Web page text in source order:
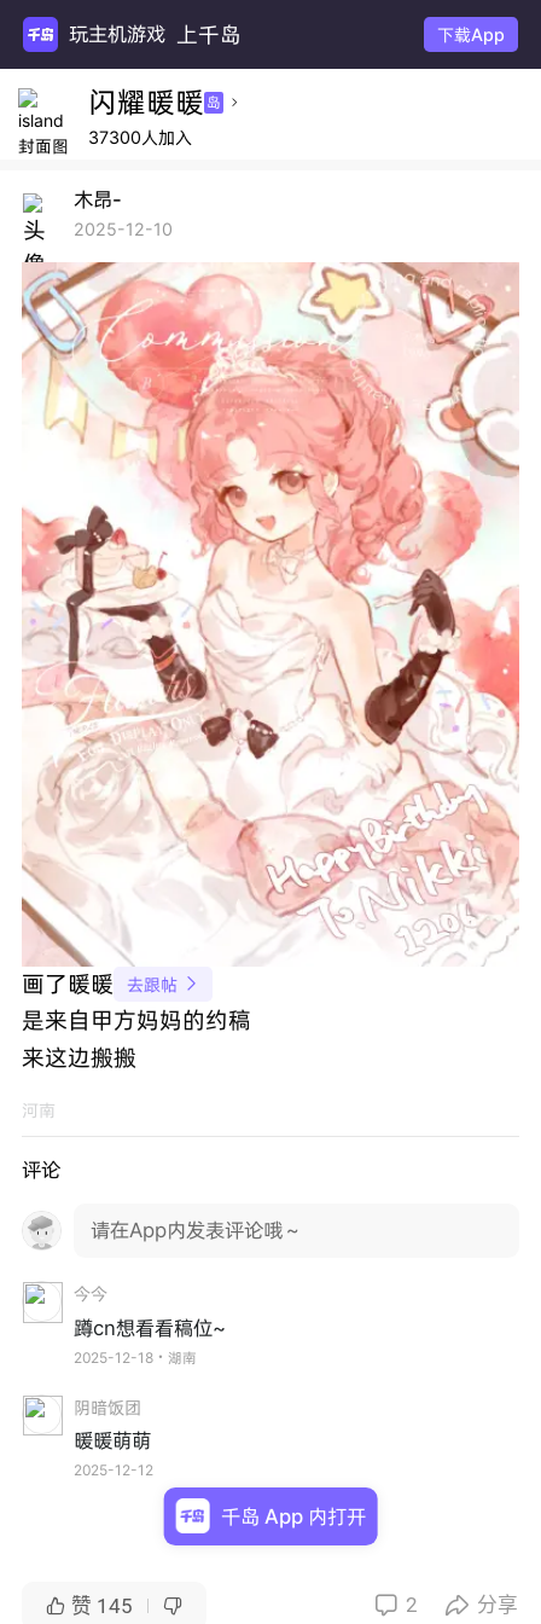
玩主机游戏 上千岛 下载App
闪耀暖暖 岛 
37300人加入
木昂-
2025-12-10
画了暖暖 去跟帖 
是来自甲方妈妈的约稿
来这边搬搬
河南
评论
请在App内发表评论哦～
今今
蹲cn想看看稿位~
2025-12-18・湖南
阴暗饭团
暖暖萌萌
2025-12-12
 赞 145   2  分享
千岛 App 内打开